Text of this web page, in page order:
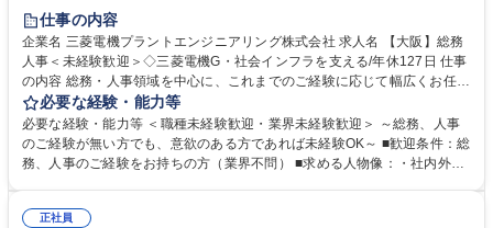
退職金あり
駅近5分以内
土日祝休み 服装自由 寮・社宅あり 食事補助あり
仕事の内容
企業名 三菱電機プラントエンジニアリング株式会社 求人名 【大阪】総務
人事＜未経験歓迎＞◇三菱電機G・社会インフラを支える/年休127日 仕事
の内容 総務・人事領域を中心に、これまでのご経験に応じて幅広くお任せ
します。 ＜具体的には＞ ・総務/人事労務（給与・社保・勤怠管理など）
・採用・教育研修 ・福利厚生運用 など ※基本的には事務所勤務ですが、
採用や教育等の業務内容により、関西圏以外への日帰り・宿泊を伴う国内
出張もございます。 ※担当業務を持ちつつ、お互いに助け合いながら、総
必要な経験・能力等
必要な経験・能力等 ＜職種未経験歓迎・業界未経験歓迎＞ ～総務、人事
のご経験が無い方でも、意欲のある方であれば未経験OK～ ■歓迎条件：総
務、人事のご経験をお持ちの方（業界不問） ■求める人物像：・社内外の
正社員